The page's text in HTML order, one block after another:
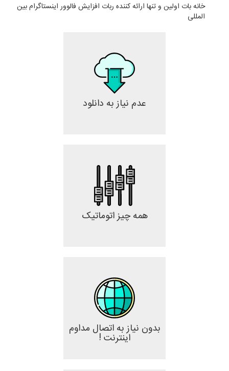
خانه بات اولین و تنها ارائه کننده ربات افزایش فالوور اینستاگرام بین
المللی
عدم نیاز به دانلود
همه چیز اتوماتیک
بدون نیاز به اتصال مداوم
اینترنت !